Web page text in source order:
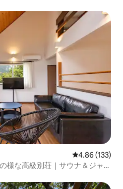
レビュー133
4.86 (133)
様な高級別荘｜サウナ＆ジャグ